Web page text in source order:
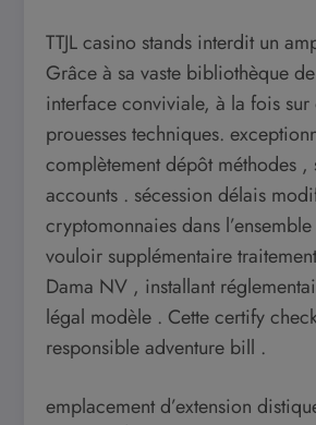
TTJL casino stands interdit un
Grâce à sa vaste bibliothèque
interface conviviale, à la fois
prouesses techniques.
complètement dépôt méthodes
accounts . sécession délais
cryptomonnaies dans
vouloir supplémentaire
Dama NV , installant
légal modèle . Cette certify
responsible adventure bill .
emplacement d’extension